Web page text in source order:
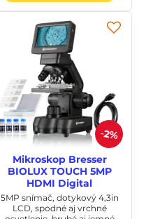
2%
Mikroskop Bresser
BIOLUX TOUCH 5MP
HDMI Digital
5MP snímač, dotykový 4,3in
LCD, spodné aj vrchné